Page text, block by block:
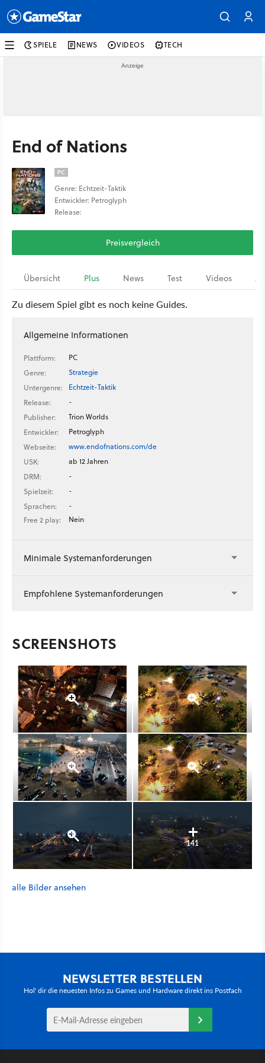
SPIELE NEWS VIDEOS TECH
End of Nations
PC
Genre: Echtzeit-Taktik
Entwickler: Petroglyph
Release:
Preisvergleich
Übersicht Plus News Test Videos
Zu diesem Spiel gibt es noch keine Guides.
Allgemeine Informationen
Plattform:
PC
Genre:
Strategie
Untergenre:
Echtzeit-Taktik
Release:
-
Publisher:
Trion Worlds
Entwickler:
Petroglyph
Webseite:
www.endofnations.com/de
USK:
ab 12 Jahren
DRM:
-
Spielzeit:
-
Sprachen:
-
Free 2 play:
Nein
Minimale Systemanforderungen
Empfohlene Systemanforderungen
SCREENSHOTS
141
alle Bilder ansehen
NEWSLETTER BESTELLEN
Hol' dir die neuesten Infos zu Games und Hardware direkt ins Postfach